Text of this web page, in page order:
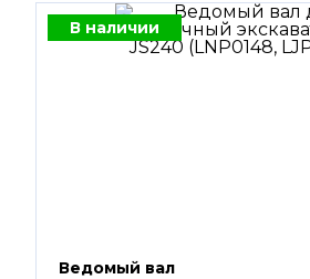
В наличии
Ведомый вал